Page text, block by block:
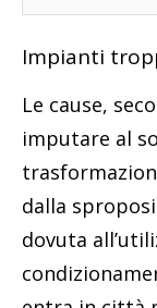
Impianti
Le cause,
imputare al
dalla
dovuta